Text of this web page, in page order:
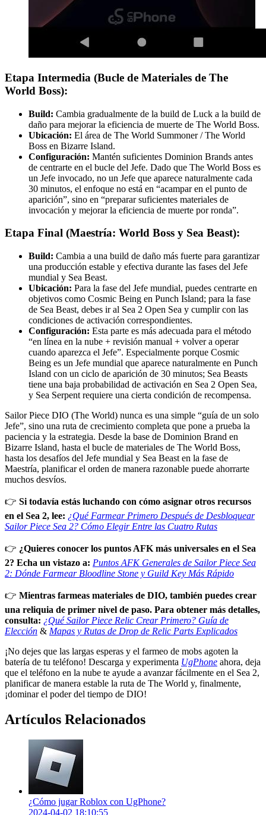
Etapa Intermedia (Bucle de Materiales de The
World Boss):
Build: Cambia gradualmente de la build de Luck a la build de
daño para mejorar la eficiencia de muerte de The World Boss.
Ubicación: El área de The World Summoner / The World
Boss en Bizarre Island.
Configuración: Mantén suficientes Dominion Brands antes
de centrarte en el bucle del Jefe. Dado que The World Boss es
un Jefe invocado, no un Jefe que aparece naturalmente cada
30 minutos, el enfoque no está en “acampar en el punto de
aparición”, sino en “preparar suficientes materiales de
invocación y mejorar la eficiencia de muerte por ronda”.
Etapa Final (Maestría: World Boss y Sea Beast):
Build: Cambia a una build de daño más fuerte para garantizar
una producción estable y efectiva durante las fases del Jefe
mundial y Sea Beast.
Ubicación: Para la fase del Jefe mundial, puedes centrarte en
objetivos como Cosmic Being en Punch Island; para la fase
de Sea Beast, debes ir al Sea 2 Open Sea y cumplir con las
condiciones de activación correspondientes.
Configuración: Esta parte es más adecuada para el método
“en línea en la nube + revisión manual + volver a operar
cuando aparezca el Jefe”. Especialmente porque Cosmic
Being es un Jefe mundial que aparece naturalmente en Punch
Island con un ciclo de aparición de 30 minutos; Sea Beasts
tiene una baja probabilidad de activación en Sea 2 Open Sea,
y Sea Serpent requiere una cierta condición de recompensa.
Sailor Piece DIO (The World) nunca es una simple “guía de un solo
Jefe”, sino una ruta de crecimiento completa que pone a prueba la
paciencia y la estrategia. Desde la base de Dominion Brand en
Bizarre Island, hasta el bucle de materiales de The World Boss,
hasta los desafíos del Jefe mundial y Sea Beast en la fase de
Maestría, planificar el orden de manera razonable puede ahorrarte
muchos desvíos.
👉 Si todavía estás luchando con cómo asignar otros recursos
en el Sea 2, lee: ¿Qué Farmear Primero Después de Desbloquear
Sailor Piece Sea 2? Cómo Elegir Entre las Cuatro Rutas
👉 ¿Quieres conocer los puntos AFK más universales en el Sea
2? Echa un vistazo a: Puntos AFK Generales de Sailor Piece Sea
2: Dónde Farmear Bloodline Stone y Guild Key Más Rápido
👉 Mientras farmeas materiales de DIO, también puedes crear
una reliquia de primer nivel de paso. Para obtener más detalles,
consulta: ¿Qué Sailor Piece Relic Crear Primero? Guía de
Elección & Mapas y Rutas de Drop de Relic Parts Explicados
¡No dejes que las largas esperas y el farmeo de mobs agoten la
batería de tu teléfono! Descarga y experimenta UgPhone ahora, deja
que el teléfono en la nube te ayude a avanzar fácilmente en el Sea 2,
planificar de manera estable la ruta de The World y, finalmente,
¡dominar el poder del tiempo de DIO!
Artículos Relacionados
¿Cómo jugar Roblox con UgPhone?
2024-04-02 18:10:55